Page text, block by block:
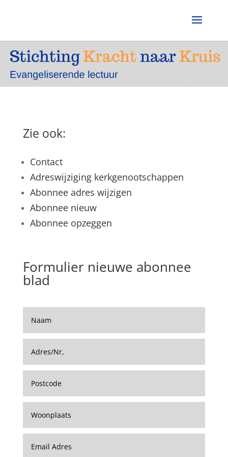
Zie ook:
Contact
Adreswijziging kerkgenootschappen
Abonnee adres wijzigen
Abonnee nieuw
Abonnee opzeggen
Formulier nieuwe abonnee
blad